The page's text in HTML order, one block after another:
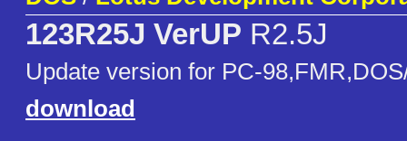
123R25J VerUP R2.5J
Update version for PC-
download